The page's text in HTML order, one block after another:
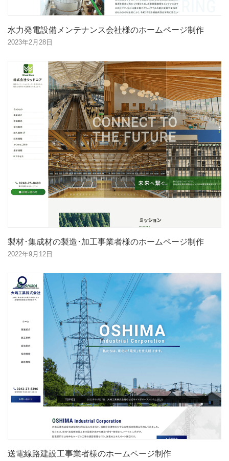
水力発電設備メンテナンス会社様のホームページ制作
2023年2月28日
製材･集成材の製造･加工事業者様のホームページ制作
2022年9月12日
送電線路建設工事業者様のホームページ制作